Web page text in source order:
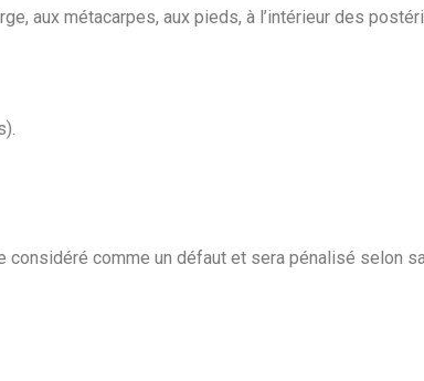
aux métacarpes, aux pieds, à l’intérieur des
considéré comme un défaut et sera pénalisé selon